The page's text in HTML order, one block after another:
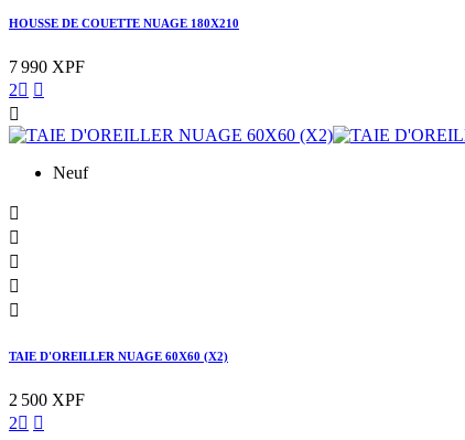
HOUSSE DE COUETTE NUAGE 180X210
7 990 XPF
2 

Neuf





TAIE D'OREILLER NUAGE 60X60 (X2)
2 500 XPF
2 